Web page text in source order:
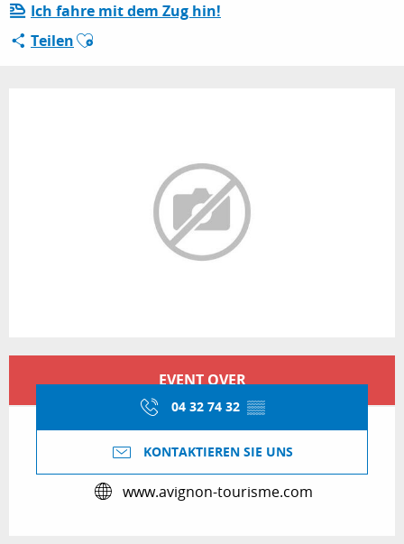
ESPACE PRO
Ich fahre mit dem Zug hin!
TeilenAjouter aux favoris
EVENT OVER
04 32 74 32 ▒▒
KONTAKTIEREN SIE UNS
www.avignon-tourisme.com